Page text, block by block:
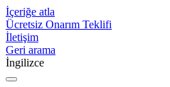
İçeriğe atla
Ücretsiz Onarım Teklifi
İletişim
Geri arama
İngilizce